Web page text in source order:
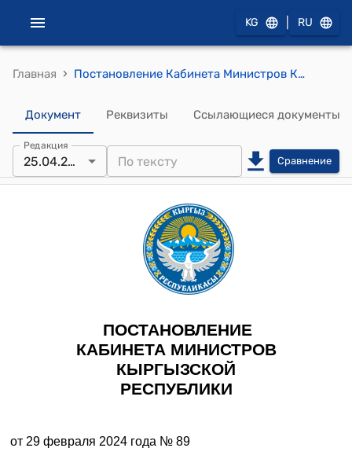
KG RU
Главная › Постановление Кабинета Министров КР от 29 февраля 2024 года № 89 "О введении временного внешнего управления в закрытом акционерном обществе "Кум-Шагыл"
Документ Реквизиты Ссылающиеся документы
Редакция
25.04.2026 Сравнение